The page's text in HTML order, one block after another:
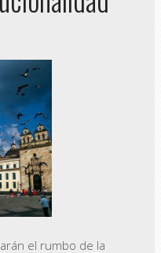
el rumbo de la